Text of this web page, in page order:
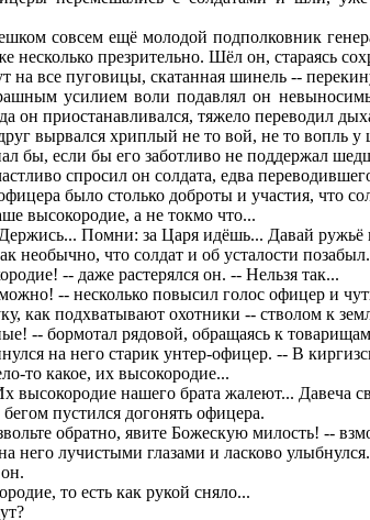
совсем ещё молодой подполковник
несколько презрительно. Шёл он, стараясь
на все пуговицы, скатанная шинель --
усилием воли подавлял он
он приостанавливался, тяжело переводил
вырвался хриплый не то вой, не то вопль у
бы, если бы его заботливо не поддержал
спросил он солдата, едва
было столько доброты и участия, что
высокородие, а не токмо что...
Помни: за Царя идёшь... Давай ружьё
необычно, что солдат и об усталости позабыл.
-- даже растерялся он. -- Нельзя так...
-- несколько повысил голос офицер и
как подхватывают охотники -- стволом к
-- бормотал рядовой, обращаясь к
на него старик унтер-офицер. -- В
то какое, их высокородие...
высокородие нашего брата жалеют... Давеча
пустился догонять офицера.
обратно, явите Божескую милость! --
него лучистыми глазами и ласково улыбнулся.
то есть как рукой сняло...